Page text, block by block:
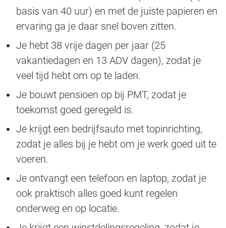
basis van 40 uur) en met de juiste papieren en
ervaring ga je daar snel boven zitten.
Je hebt 38 vrije dagen per jaar (25
vakantiedagen en 13 ADV dagen), zodat je
veel tijd hebt om op te laden.
Je bouwt pensioen op bij PMT, zodat je
toekomst goed geregeld is.
Je krijgt een bedrijfsauto met topinrichting,
zodat je alles bij je hebt om je werk goed uit te
voeren.
Je ontvangt een telefoon en laptop, zodat je
ook praktisch alles goed kunt regelen
onderweg en op locatie.